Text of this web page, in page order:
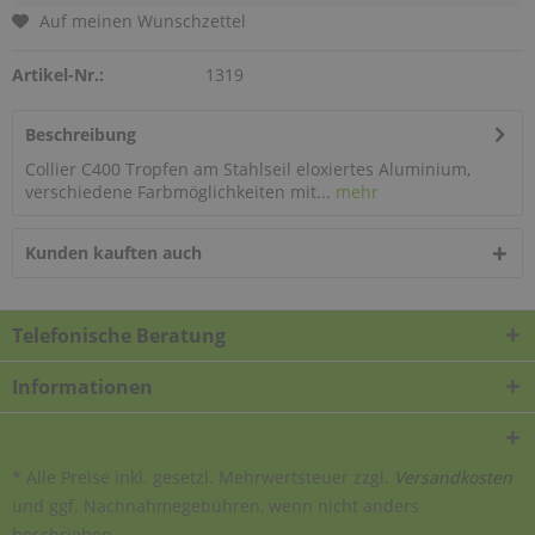
Auf meinen Wunschzettel
Artikel-Nr.: 1319
Beschreibung
Collier C400 Tropfen am Stahlseil eloxiertes Aluminium,
verschiedene Farbmöglichkeiten mit... mehr
Kunden kauften auch
Telefonische Beratung
Informationen
* Alle Preise inkl. gesetzl. Mehrwertsteuer zzgl.
Versandkosten
und ggf. Nachnahmegebühren, wenn nicht anders